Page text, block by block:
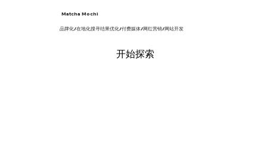
​Matcha Mochi
品牌化/在地化搜寻结果优化/付费媒体/网红营销/网站开发
开始探索